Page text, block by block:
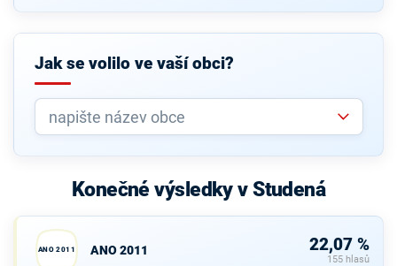
Jak se volilo ve vaší obci?
Konečné výsledky v Studená
ANO 2011 ANO 2011 22,07 %
155 hlasů